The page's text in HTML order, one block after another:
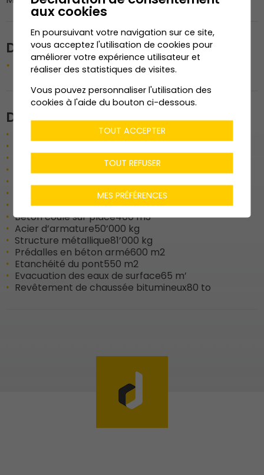
Description de l'ouvrage
Construction d’un pont sur la Dranse
Données techniques
65 m’
Enceinte de fouille palplanches2x28 m’
Excavation1’000 m3
Excavation en enceinte300 m3
500 m3
Coffrages800 m2
Béton coulé sur place400 m3
Acier d’armature50’000 kg
Structure métallique81’000 kg
Prédalles en béton armé600 m2
Etanchéité du pont550 m2
Evacuation des eaux de surface65 m’
Revêtement de chaussée bitumineux80 to
aux cookies
En poursuivant votre navigation sur ce site,
vous acceptez l'utilisation de cookies pour
améliorer votre expérience utilisateur et
réaliser des statistiques de visites.
Vous pouvez personnaliser l'utilisation des
cookies à l'aide du bouton ci-dessous.
TOUT ACCEPTER
TOUT REFUSER
MES PRÉFÉRENCES